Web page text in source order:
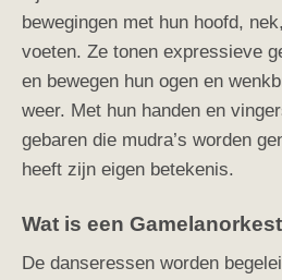
bewegingen met hun hoofd,
voeten. Ze tonen expressieve
en bewegen hun ogen en
weer. Met hun handen en
gebaren die mudra’s worden
heeft zijn eigen betekenis.
Wat is een Gamelanorkest
De danseressen worden